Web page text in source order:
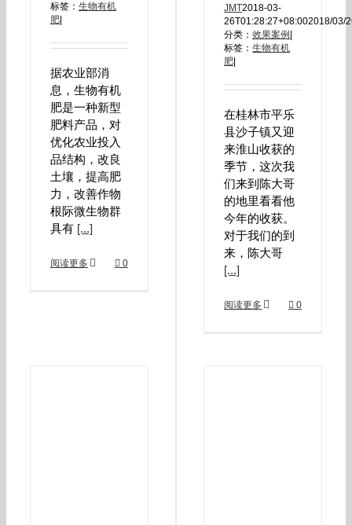
JMT2018-03-
26T01:28:27+08:002018/03/
分类：效果案例
标签：生物有机
肥
在桂林市平乐
县沙子镇又迎
来淮山收获的
季节，这次我
们来到陈大哥
的地里看看他
今年的收获。
对于我们的到
来，陈大哥
[...]
阅读更多 0
标签： 生物有机
肥
据农业部消
息，生物有机
肥是一种新型
肥料产品，对
优化农业投入
品结构，改良
土壤，提高肥
力，改善作物
根际微生物群
具有 [...]
阅读更多 0